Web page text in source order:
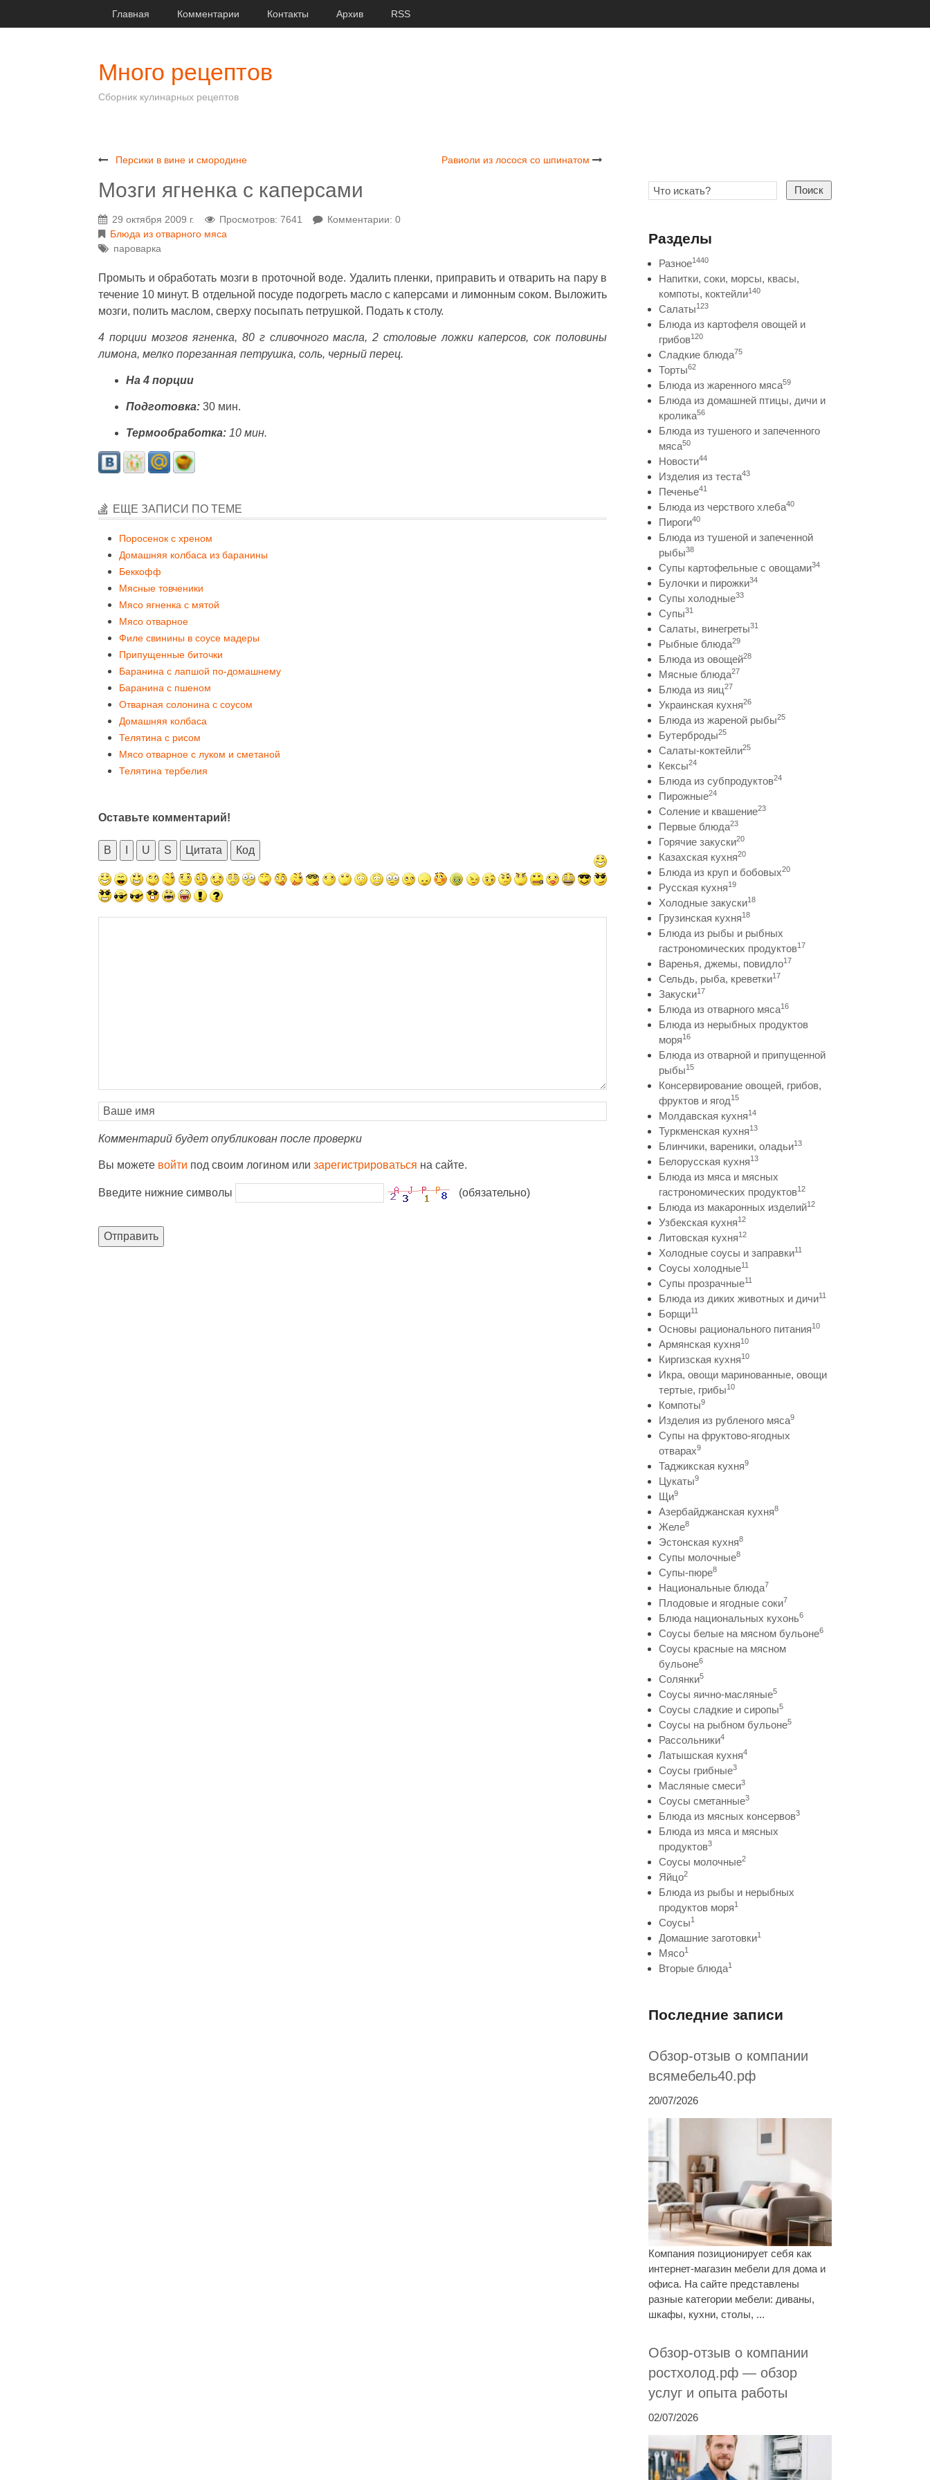
Главная Комментарии Контакты Архив RSS
Много рецептов
Сборник кулинарных рецептов
Персики в вине и смородине Равиоли из лосося со шпинатом
Мозги ягненка с каперсами
29 октября 2009 г. Просмотров: 7641
Комментарии: 0
Блюда из отварного мяса
пароварка
Промыть и обработать мозги в проточной воде. Удалить пленки, приправить и отварить на пару в
течение 10 минут. В отдельной посуде подогреть масло с каперсами и лимонным соком. Выложить
мозги, полить маслом, сверху посыпать петрушкой. Подать к столу.
4 порции мозгов ягненка, 80 г сливочного масла, 2 столовые ложки каперсов, сок половины
лимона, мелко порезанная петрушка, соль, черный перец.
На 4 порции
Подготовка: 30 мин.
Термообработка: 10 мин.
ЕЩЕ ЗАПИСИ ПО ТЕМЕ
Поросенок с хреном
Домашняя колбаса из баранины
Беккофф
Мясные товченики
Мясо ягненка с мятой
Мясо отварное
Филе свинины в соусе мадеры
Припущенные биточки
Баранина с лапшой по-домашнему
Баранина с пшеном
Отварная солонина с соусом
Домашняя колбаса
Телятина с рисом
Мясо отварное с луком и сметаной
Телятина тербелия
Оставьте комментарий!
B U S Цитата Код
Комментарий будет опубликован после проверки
Вы можете войти под своим логином или зарегистрироваться на сайте.
Введите нижние символы (обязательно)
Отправить
Поиск
Разделы
Разное1440
Напитки, соки, морсы, квасы,
компоты, коктейли140
Салаты123
Блюда из картофеля овощей и
грибов120
Сладкие блюда75
Торты62
Блюда из жаренного мяса59
Блюда из домашней птицы, дичи и
кролика56
Блюда из тушеного и запеченного
мяса50
Новости44
Изделия из теста43
Печенье41
Блюда из черствого хлеба40
Пироги40
Блюда из тушеной и запеченной
рыбы38
Супы картофельные с овощами34
Булочки и пирожки34
Супы холодные33
Супы31
Салаты, винегреты31
Рыбные блюда29
Блюда из овощей28
Мясные блюда27
Блюда из яиц27
Украинская кухня26
Блюда из жареной рыбы25
Бутерброды25
Салаты-коктейли25
Кексы24
Блюда из субпродуктов24
Пирожные24
Соление и квашение23
Первые блюда23
Горячие закуски20
Казахская кухня20
Блюда из круп и бобовых20
Русская кухня19
Холодные закуски18
Грузинская кухня18
Блюда из рыбы и рыбных
гастрономических продуктов17
Варенья, джемы, повидло17
Сельдь, рыба, креветки17
Закуски17
Блюда из отварного мяса16
Блюда из нерыбных продуктов
моря16
Блюда из отварной и припущенной
рыбы15
Консервирование овощей, грибов,
фруктов и ягод15
Молдавская кухня14
Туркменская кухня13
Блинчики, вареники, оладьи13
Белорусская кухня13
Блюда из мяса и мясных
гастрономических продуктов12
Блюда из макаронных изделий12
Узбекская кухня12
Литовская кухня12
Холодные соусы и заправки11
Соусы холодные11
Супы прозрачные11
Блюда из диких животных и дичи11
Борщи11
Основы рационального питания10
Армянская кухня10
Киргизская кухня10
Икра, овощи маринованные, овощи
тертые, грибы10
Компоты9
Изделия из рубленого мяса9
Супы на фруктово-ягодных
отварах9
Таджикская кухня9
Цукаты9
Щи9
Азербайджанская кухня8
Желе8
Эстонская кухня8
Супы молочные8
Супы-пюре8
Национальные блюда7
Плодовые и ягодные соки7
Блюда национальных кухонь6
Соусы белые на мясном бульоне6
Соусы красные на мясном
бульоне6
Солянки5
Соусы яично-масляные5
Соусы сладкие и сиропы5
Соусы на рыбном бульоне5
Рассольники4
Латышская кухня4
Соусы грибные3
Масляные смеси3
Соусы сметанные3
Блюда из мясных консервов3
Блюда из мяса и мясных
продуктов3
Соусы молочные2
Яйцо2
Блюда из рыбы и нерыбных
продуктов моря1
Соусы1
Домашние заготовки1
Мясо1
Вторые блюда1
Последние записи
Обзор-отзыв о компании
всямебель40.рф
20/07/2026
Компания позиционирует себя как
интернет-магазин мебели для дома и
офиса. На сайте представлены
разные категории мебели: диваны,
шкафы, кухни, столы, ...
Обзор-отзыв о компании
ростхолод.рф — обзор
услуг и опыта работы
02/07/2026